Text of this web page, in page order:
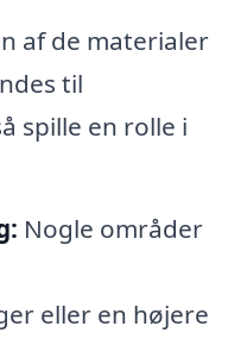
af de materialer
til
spille en rolle i
Nogle områder
eller en højere